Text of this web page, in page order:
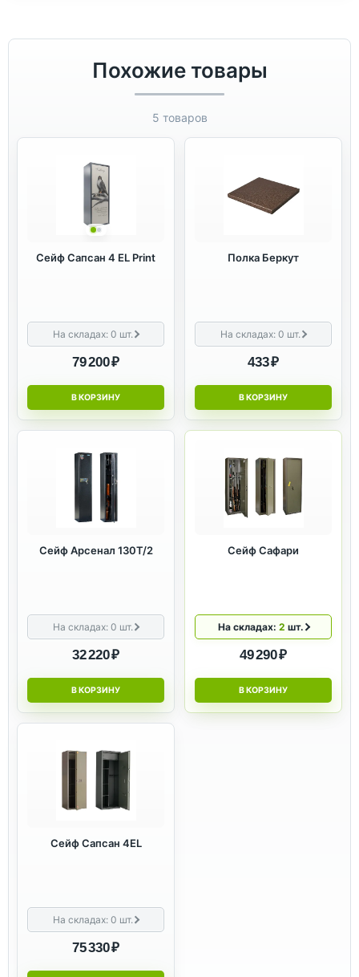
Похожие товары
5 товаров
Сейф Сапсан 4 EL Print
На складах:0 шт.
79 200 ₽
В КОРЗИНУ
Полка Беркут
На складах:0 шт.
433 ₽
В КОРЗИНУ
Сейф Арсенал 130Т/2
На складах:0 шт.
32 220 ₽
В КОРЗИНУ
Сейф Сафари
На складах: 2 шт.
49 290 ₽
В КОРЗИНУ
Сейф Сапсан 4EL
На складах:0 шт.
75 330 ₽